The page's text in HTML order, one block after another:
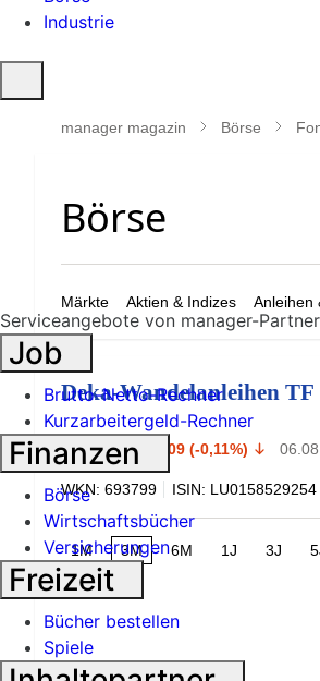
Industrie
öffnen
manager magazin Börse
Märkte Aktien & Indizes Anleihen
Deka-Wandelanleihen TF
83,29 € -0,09 (-0,11%)
WKN: 693799 ISIN: LU0158529254
1M 3M 6M 1J 3J
Serviceangebote von manager-
Job
Brutto-Netto-Rechner
Kurzarbeitergeld-Rechner
Finanzen
Börse
Wirtschaftsbücher
Versicherungen
Freizeit
Bücher bestellen
Spiele